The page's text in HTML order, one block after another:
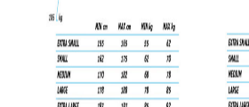
Powered by chaterimo